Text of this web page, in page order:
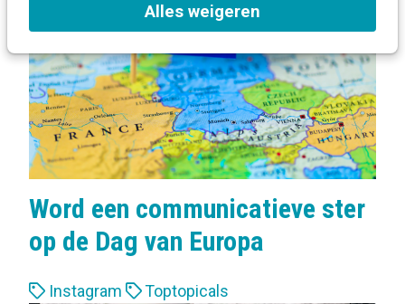
Alles weigeren
l
s
:
Word een communicatieve ster
op de Dag van Europa
L
Instagram Toptopicals